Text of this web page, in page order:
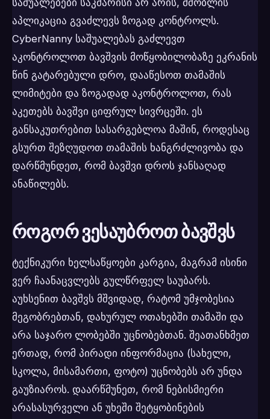
აპლიკაცია გვაძლევს ზოგად კონტროლს.
CyberNanny საშუალებას გაძლევთ
აკონტროლოთ ბავშვის მოწყობილობაზე ეკრანის
წინ გატარებული დრო, დააწესოთ თამაშის
ლიმიტები და ზოგადად აკონტროლოთ, რას
აკეთებს ბავშვი ციფრულ სივრცეში. ეს
განსაკუთრებით სასარგებლოა მაშინ, როდესაც
გსურთ შეზღუდოთ თამაშის ხანგრძლივობა და
დარწმუნდეთ, რომ ბავშვი დროს ჯანსაღად
ანაწილებს.
როგორ ვესაუბროთ ბავშვს
ტექნიკური ხელსაწყოები კარგია, მაგრამ ისინი
ვერ ჩაანაცვლებს გულწრფელ საუბარს.
აუხსენით ბავშვს მშვიდად, რატომ უმჯობესია
მეგობრებთან, დახურულ ოთახებში თამაში და
არა საჯარო ლობებში უცნობებთან. შეათანხმეთ
ერთად, რომ პირადი ინფორმაცია (სახელი,
სკოლა, მისამართი, ფოტო) უცნობებს არ უნდა
გაუზიაროს. დაარწმუნეთ, რომ ნებისმიერი
არასასურველი ან უხეში შეტყობინების